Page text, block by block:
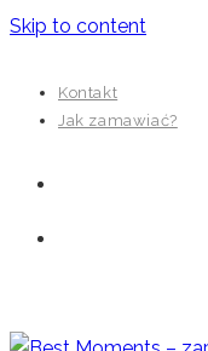
Skip to content
Kontakt
Jak zamawiać?